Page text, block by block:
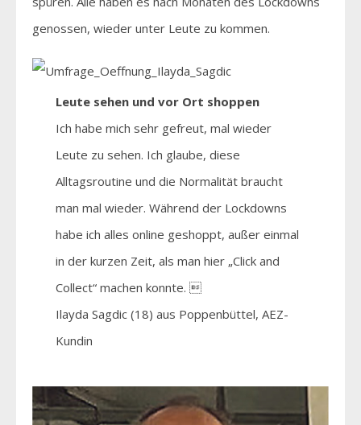
genossen, wieder unter Leute zu kommen.
Leute sehen und vor Ort shoppen
Ich habe mich sehr gefreut, mal wieder
Leute zu sehen. Ich glaube, diese
Alltagsroutine und die Normalität braucht
man mal wieder. Während der Lockdowns
habe ich alles online geshoppt, außer einmal
in der kurzen Zeit, als man hier „Click and
Collect“ machen konnte. 
Ilayda Sagdic (18) aus Poppenbüttel, AEZ-
Kundin